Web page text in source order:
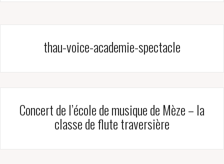
thau-voice-academie-spectacle
Concert de l’école de musique de Mèze – la
classe de flute traversière